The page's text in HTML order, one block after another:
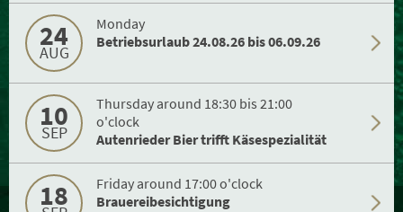
24
AUG
Monday
Betriebsurlaub 24.08.26 bis 06.09.26
10
SEP
Thursday around 18:30 bis 21:00
o'clock
Autenrieder Bier trifft Käsespezialität
18
Friday around 17:00 o'clock
Brauereibesichtigung